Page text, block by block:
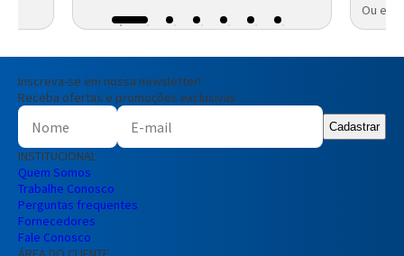
Ou em
Inscreva-se em nossa newsletter!
Receba ofertas e promoções exclusivas
Cadastrar
INSTITUCIONAL
Quem Somos
Trabalhe Conosco
Perguntas frequentes
Fornecedores
Fale Conosco